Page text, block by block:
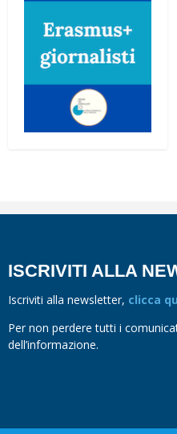
ISCRIVITI ALLA
Iscriviti alla newsletter, clicca
Per non perdere tutti i
dell’informazione.